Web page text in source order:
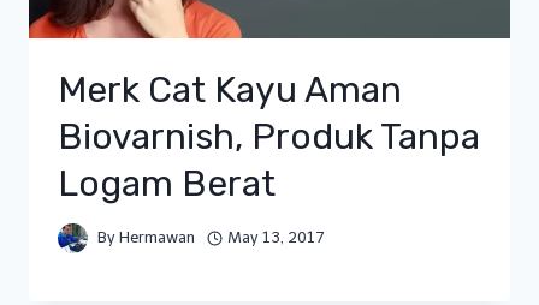
Merk Cat Kayu Aman
Biovarnish, Produk Tanpa
Logam Berat
By Hermawan May 13, 2017